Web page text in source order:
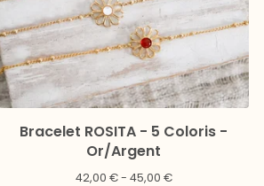
Bracelet ROSITA - 5 Coloris -
Or/Argent
42,00 €- 45,00 €